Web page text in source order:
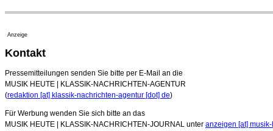
Anzeige
Kontakt
Pressemitteilungen senden Sie bitte per E-Mail an die
MUSIK HEUTE | KLASSIK-NACHRICHTEN-AGENTUR
(redaktion [at] klassik-nachrichten-agentur [dot] de)
Für Werbung wenden Sie sich bitte an das
MUSIK HEUTE | KLASSIK-NACHRICHTEN-JOURNAL unter anzeigen [at]